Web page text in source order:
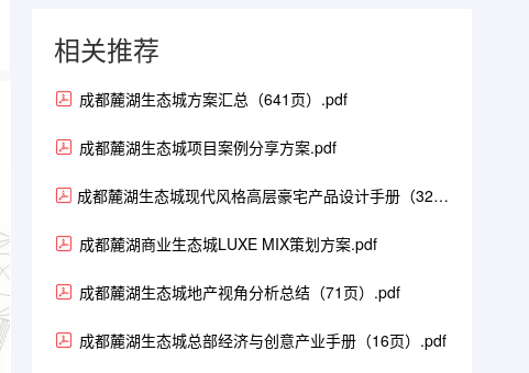
相关推荐
成都麓湖生态城方案汇总（641页）.pdf
成都麓湖生态城项目案例分享方案.pdf
成都麓湖生态城现代风格高层豪宅产品设计手册（32
成都麓湖商业生态城LUXE MIX策划方案.pdf
成都麓湖生态城地产视角分析总结（71页）.pdf
成都麓湖生态城总部经济与创意产业手册（16页）.pdf